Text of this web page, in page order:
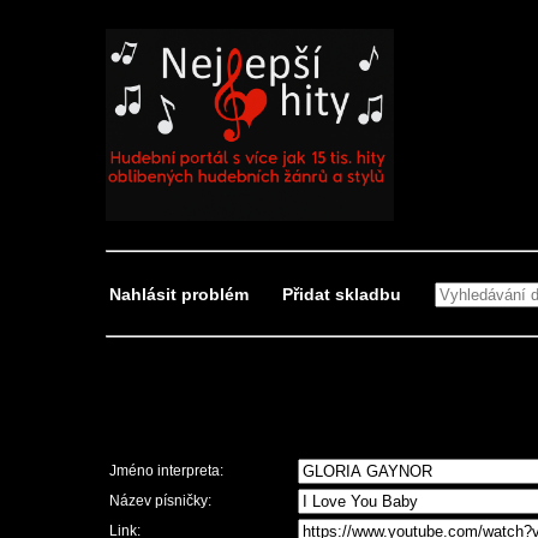
Nahlásit problém Přidat skladbu
Jméno interpreta:
Název písničky:
Link: